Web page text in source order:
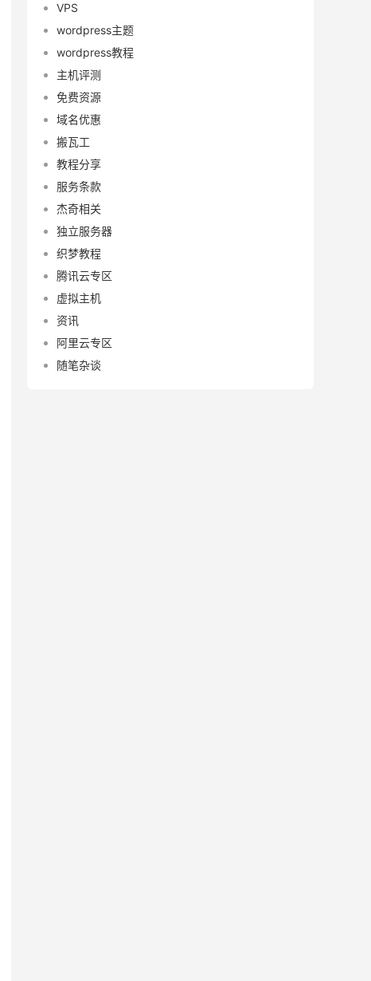
VPS
wordpress主题
wordpress教程
主机评测
免费资源
域名优惠
搬瓦工
教程分享
服务条款
杰奇相关
独立服务器
织梦教程
腾讯云专区
虚拟主机
资讯
阿里云专区
随笔杂谈